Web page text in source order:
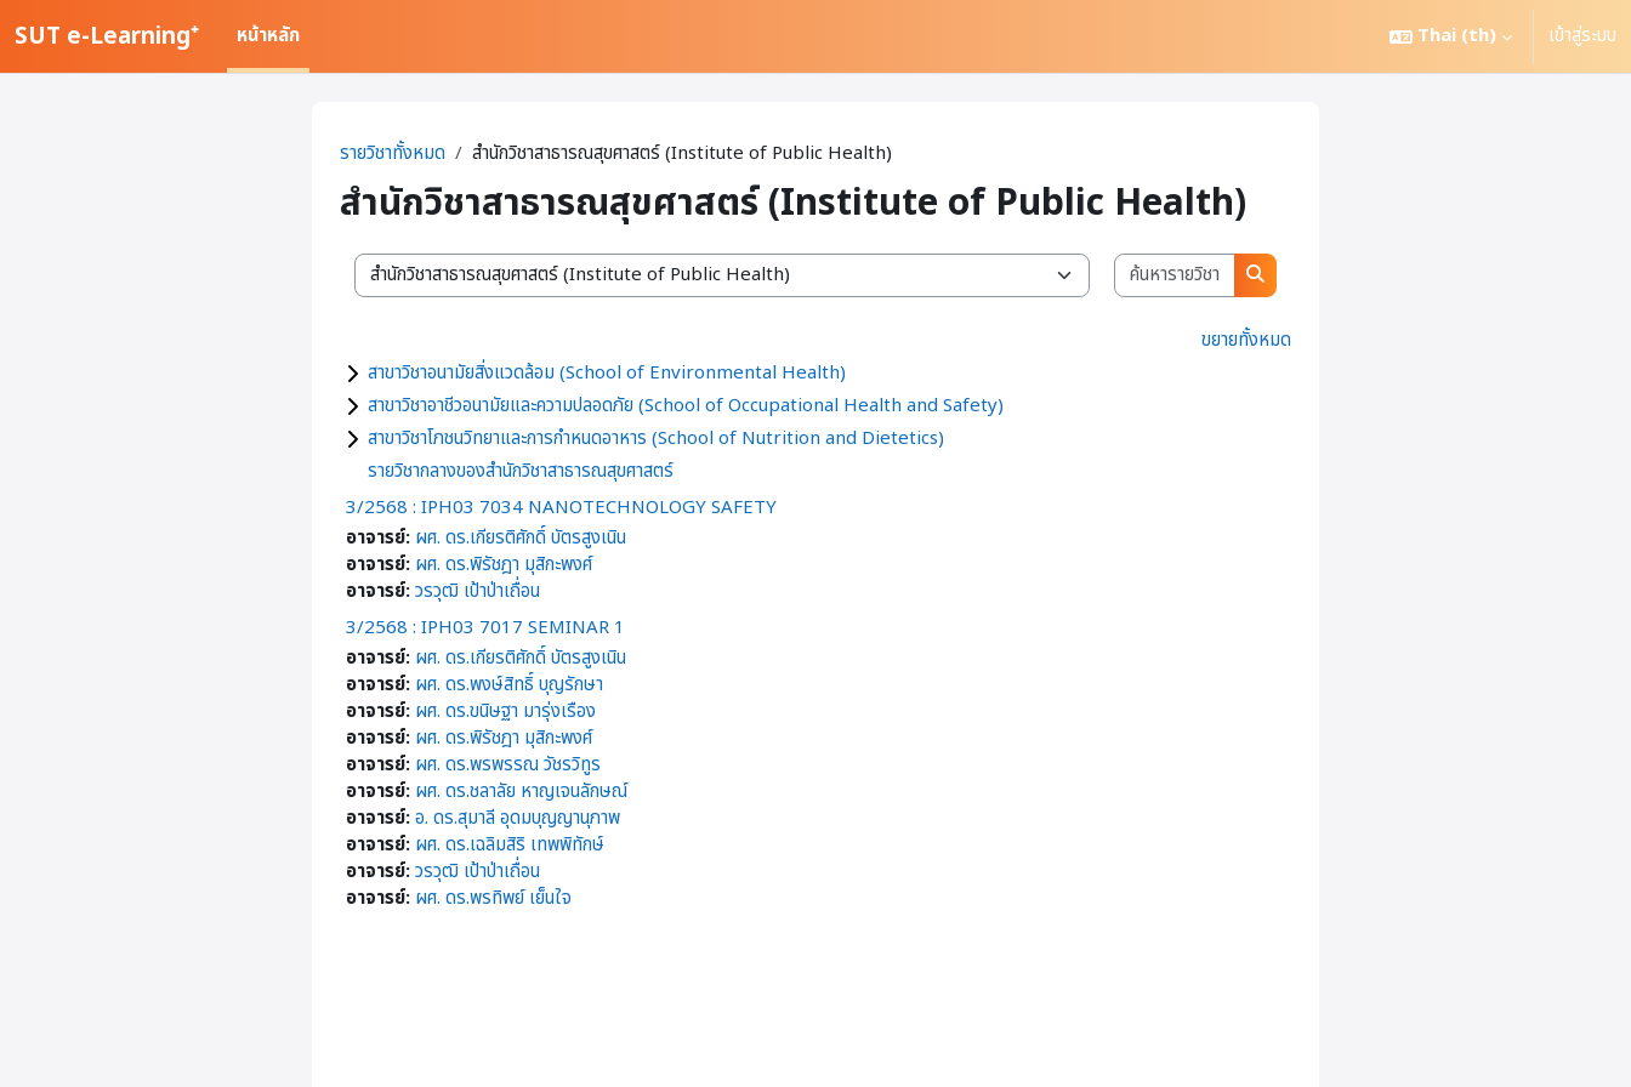
SUT e-Learning⁺ หน้าหลัก Thai ‎(th)‎ เข้าสู่ระบบ
รายวิชาทั้งหมด สำนักวิชาสาธารณสุขศาสตร์ (Institute of Public Health)
สำนักวิชาสาธารณสุขศาสตร์ (Institute of Public Health)
สาขาวิชา / สำนักวิชา
ค้นหารายวิชา
ค้นหารายวิชา
ขยายทั้งหมด
สาขาวิชาอนามัยสิ่งแวดล้อม (School of Environmental Health)
สาขาวิชาอาชีวอนามัยและความปลอดภัย (School of Occupational Health and Safety)
สาขาวิชาโภชนวิทยาและการกำหนดอาหาร (School of Nutrition and Dietetics)
รายวิชากลางของสำนักวิชาสาธารณสุขศาสตร์
3/2568 : IPH03 7034 NANOTECHNOLOGY SAFETY
อาจารย์: ผศ. ดร.เกียรติศักดิ์ บัตรสูงเนิน
อาจารย์: ผศ. ดร.พิรัชฎา มุสิกะพงศ์
อาจารย์:วรวุฒิ เป้าป่าเถื่อน
3/2568 : IPH03 7017 SEMINAR 1
อาจารย์: ผศ. ดร.เกียรติศักดิ์ บัตรสูงเนิน
อาจารย์: ผศ. ดร.พงษ์สิทธิ์ บุญรักษา
อาจารย์: ผศ. ดร.ขนิษฐา มารุ่งเรือง
อาจารย์: ผศ. ดร.พิรัชฎา มุสิกะพงศ์
อาจารย์: ผศ. ดร.พรพรรณ วัชรวิทูร
อาจารย์: ผศ. ดร.ชลาลัย หาญเจนลักษณ์
อาจารย์:อ. ดร.สุมาลี อุดมบุญญานุภาพ
อาจารย์: ผศ. ดร.เฉลิมสิริ เทพพิทักษ์
อาจารย์:วรวุฒิ เป้าป่าเถื่อน
อาจารย์: ผศ. ดร.พรทิพย์ เย็นใจ